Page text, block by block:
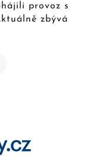
provoz s
zbývá